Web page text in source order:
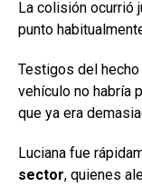
La colisión ocurrió
punto
Testigos del hecho
vehículo no habría
que ya era
Luciana fue
sector, quienes